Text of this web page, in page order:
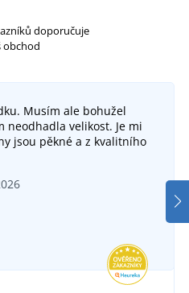
doporučuje
obchod
Musím ale bohužel
neodhadla velikost. Je mi
jsou pěkné a z kvalitního